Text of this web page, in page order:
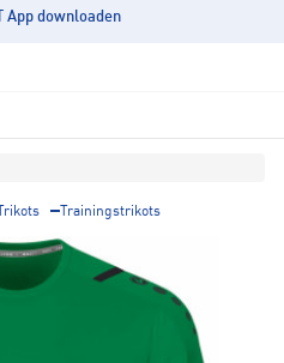
App downloaden
Trikots Trainingstrikots